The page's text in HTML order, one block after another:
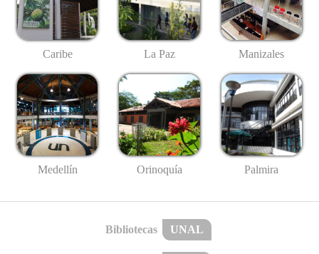
Caribe La Paz Manizales
Medellín Orinoquía Palmira
Bibliotecas UNAL